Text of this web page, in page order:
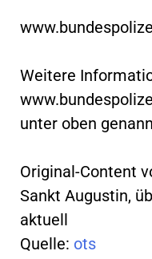
Weitere
unter oben
Original-Content
Sankt Augustin,
aktuell
Quelle: ots